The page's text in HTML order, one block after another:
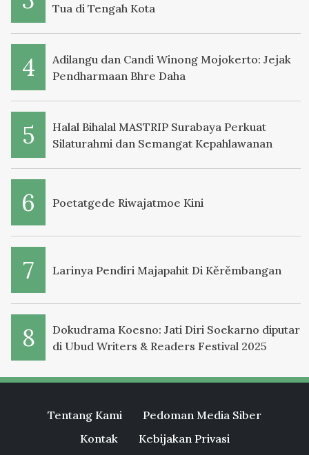
Tua di Tengah Kota
Adilangu dan Candi Winong Mojokerto: Jejak
Pendharmaan Bhre Daha
Halal Bihalal MASTRIP Surabaya Perkuat
Silaturahmi dan Semangat Kepahlawanan
Poetatgede Riwajatmoe Kini
Larinya Pendiri Majapahit Di Kěrěmbangan
Dokudrama Koesno: Jati Diri Soekarno diputar
di Ubud Writers & Readers Festival 2025
Tentang Kami
Pedoman Media Siber
Kontak
Kebijakan Privasi